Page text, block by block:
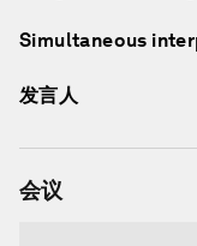
Simultaneous
发言人
会议